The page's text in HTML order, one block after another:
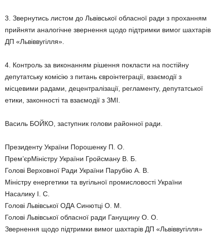
3. Звернутись листом до Львівської обласної ради з проханням
прийняти аналогічне звернення щодо підтримки вимог шахтарів
ДП «Львіввугілля».
4. Контроль за виконанням рішення покласти на постійну
депутатську комісію з питань євроінтеграції, взаємодії з
місцевими радами, децентралізації, регламенту, депутатської
етики, законності та взаємодії з ЗМІ.
Василь БОЙКО, заступник голови районної ради.
Президенту України Порошенку П. О.
Прем’єрМіністру України Гройсману В. Б.
Голові Верховної Ради України Парубію А. В.
Міністру енергетики та вугільної промисловості України
Насалику І. С.
Голові Львівської ОДА Синютці О. М.
Голові Львівської обласної ради Ганущину О. О.
Звернення щодо підтримки вимог шахтарів ДП «Львіввугілля»